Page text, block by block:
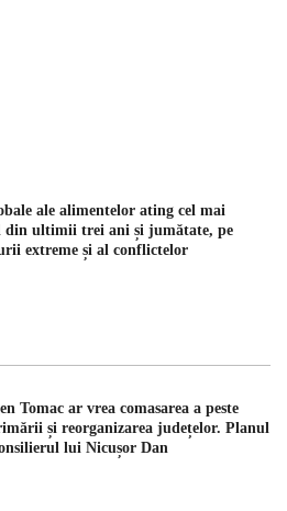
ale alimentelor ating cel mai
din ultimii trei ani și jumătate, pe
extreme și al conflictelor
Tomac ar vrea comasarea a peste
și reorganizarea județelor. Planul
lui Nicușor Dan